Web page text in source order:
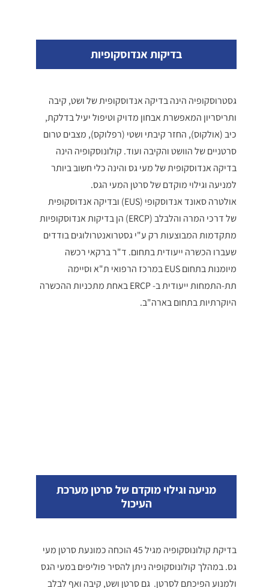
בדיקות אנדוסקופיות
גסטרוסקופיה הינה בדיקה אנדוסקופית של ושט, קיבה
ותריסריון המאפשרת אבחון מדויק וטיפול יעיל בדלקת,
כיב (אולקוס), החזר קיבתי ושטי (רפלוקס), מצבים טרום
סרטניים של הוושט והקיבה ועוד. קולונוסקופיה הינה
בדיקה אנדוסקופית של מעי גס והינה כלי חשוב ביותר
למניעה וגילוי מוקדם של סרטן המעי הגס.
אולטרה סאונד אנדוסקופי (EUS) ובדיקה אנדוסקופית
של דרכי המרה והלבלב (ERCP) הן בדיקות אנדוסקופיות
מתקדמות המבוצעות רק ע"י גסטרואנטרולוגים בודדים
שעברו הכשרה ייעודית בתחום. ד"ר ברקאי רכשה
מיומנות בתחום EUS במרכז הרפואי ת"א וסיימה
תת-התמחות ייעודית ב- ERCP באחת מתכניות ההכשרה
היוקרתיות בתחום בארה"ב.
מניעה וגילוי מוקדם של סרטן מערכת
העיכול
בדיקת קולונוסקופיה מגיל 45 הוכחה כמונעת סרטן מעי
גס. במהלך קולונוסקופיה ניתן להסיר פוליפים במעי הגס
ולמנוע הפיכתם לסרטן. גם סרטן ושט, קיבה ואף לבלב